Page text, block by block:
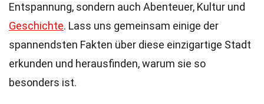
Entspannung, sondern auch Abenteuer, Kultur und
Geschichte. Lass uns gemeinsam einige der
spannendsten Fakten über diese einzigartige Stadt
erkunden und herausfinden, warum sie so
besonders ist.